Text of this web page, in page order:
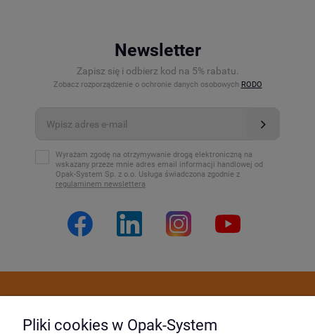
Newsletter
Zapisz się i odbierz kod na 5% rabatu.
Zobacz rozporządzenie o ochronie danych osobowych RODO
Wyrażam zgodę na otrzymywanie drogą elektroniczną na
wskazany przeze mnie adres email informacji handlowej od
Opak-System Sp. z o.o. Usługa świadczona zgodnie z
regulaminem newslettera
Pliki cookies w Opak-System